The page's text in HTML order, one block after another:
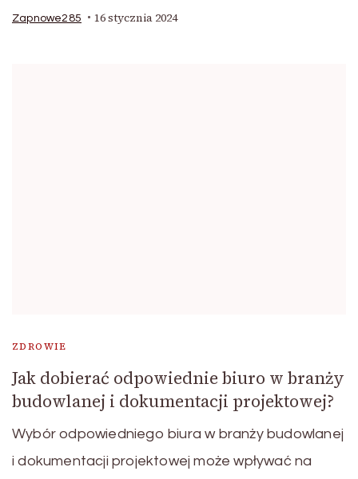
Zapnowe285 16 stycznia 2024
ZDROWIE
Jak dobierać odpowiednie biuro w branży
budowlanej i dokumentacji projektowej?
Wybór odpowiedniego biura w branży budowlanej
i dokumentacji projektowej może wpływać na